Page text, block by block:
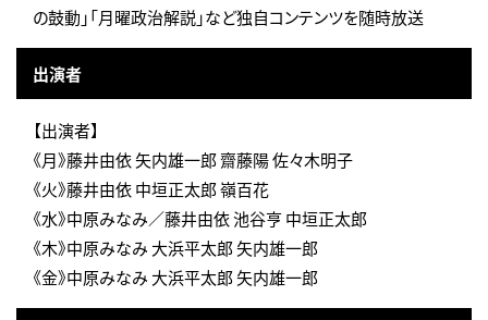
の鼓動」「月曜政治解説」など独自コンテンツを随時放送
出演者
【出演者】
《月》藤井由依 矢内雄一郎 齋藤陽 佐々木明子
《火》藤井由依 中垣正太郎 嶺百花
《水》中原みなみ／藤井由依 池谷亨 中垣正太郎
《木》中原みなみ 大浜平太郎 矢内雄一郎
《金》中原みなみ 大浜平太郎 矢内雄一郎